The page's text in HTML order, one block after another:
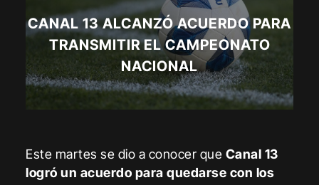
CANAL 13 ALCANZÓ ACUERDO PARA
TRANSMITIR EL CAMPEONATO
NACIONAL
Este martes se dio a conocer que Canal 13
logró un acuerdo para quedarse con los